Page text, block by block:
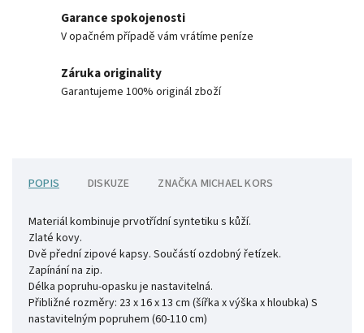
Garance spokojenosti
V opačném případě vám vrátíme peníze
Záruka originality
Garantujeme 100% originál zboží
POPIS DISKUZE ZNAČKA MICHAEL KORS
Materiál kombinuje prvotřídní syntetiku s kůží.
Zlaté kovy.
Dvě přední zipové kapsy. Součástí ozdobný řetízek.
Zapínání na zip.
Délka popruhu-opasku je nastavitelná.
Přibližné rozměry: 23 x 16 x 13 cm (šířka x výška x hloubka) S
nastavitelným popruhem (60-110 cm)